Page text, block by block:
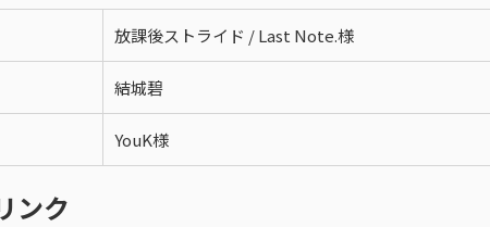
放課後ストライド / Last Note.様
結城碧
YouK様
ンク